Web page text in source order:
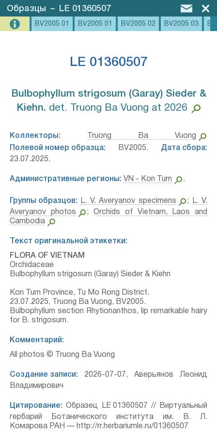
Образцы – LE 01360507
BV2005 01 BV2005 01 BV2005 02 BV2005 03
LE 01360507
Bulbophyllum strigosum (Garay) Sieder &
Kiehn.⁣ det. Truong Ba Vuong at 2026
Коллекторы:
Truong Ba Vuong
Полевой номер образца: BV2005. Дата сбора:
23.07.2025.
Административные регионы: VN - Kon Tum .
Группы образцов: L. V. Averyanov specimens ;
L. V.
Averyanov photos
;Orchids of Vietnam, Laos and
Cambodia
Текст оригинальной этикетки:
FLORA OF VIETNAM
Orchidaceae
Bulbophyllum strigosum (Garay) Sieder & Kiehn
Kon Tum Province, Tu Mo Rong District.
23.07.2025, Truong Ba Vuong, BV2005.
Bulbophyllum section Rhytionanthos, lip remarkable hairy
for B. strigosum.
Комментарий:
All photos © Truong Ba Vuong
Создание записи: 2026-07-07, Аверьянов Леонид
Владимирович
Цитирование: Образец LE 01360507 // Виртуальный
гербарий Ботанического института им. В. Л.
Комарова РАН — http://rr.herbariumle.ru/01360507